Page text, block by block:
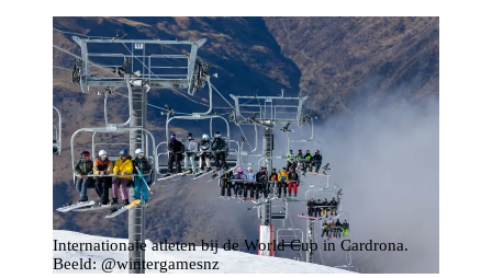
Internationale atleten bij de World Cup in Cardrona.
Beeld: @wintergamesnz